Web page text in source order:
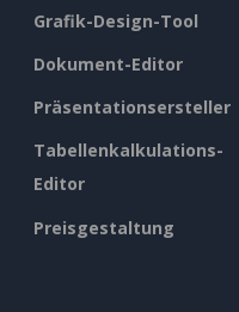
Grafik-Design-Tool
Dokument-Editor
Präsentationsersteller
Tabellenkalkulations-
Editor
Preisgestaltung